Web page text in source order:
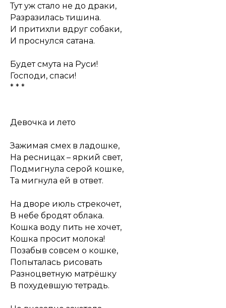
Тут уж стало не до драки,
Разразилась тишина.
И притихли вдруг собаки,
И проснулся сатана.
Будет смута на Руси!
Господи, спаси!
* * *
Девочка и лето
Зажимая смех в ладошке,
На ресницах – яркий свет,
Подмигнула серой кошке,
Та мигнула ей в ответ.
На дворе июль стрекочет,
В небе бродят облака.
Кошка воду пить не хочет,
Кошка просит молока!
Позабыв совсем о кошке,
Попыталась рисовать
Разноцветную матрёшку
В похудевшую тетрадь.